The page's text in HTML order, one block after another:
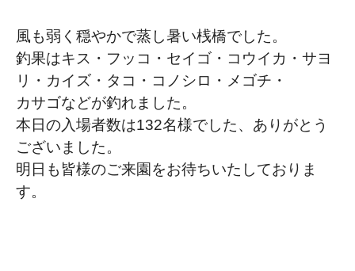
風も弱く穏やかで蒸し暑い桟橋でした。
釣果はキス・フッコ・セイゴ・コウイカ・サヨ
リ・カイズ・タコ・コノシロ・メゴチ・
カサゴなどが釣れました。
本日の入場者数は132名様でした、ありがとう
ございました。
明日も皆様のご来園をお待ちいたしておりま
す。